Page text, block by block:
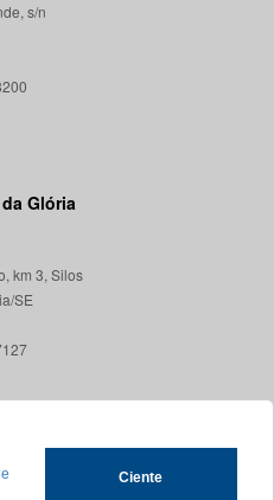
Ciente
s/n
Glória
km 3, Silos
SE
Contato +55 79 3194-7127